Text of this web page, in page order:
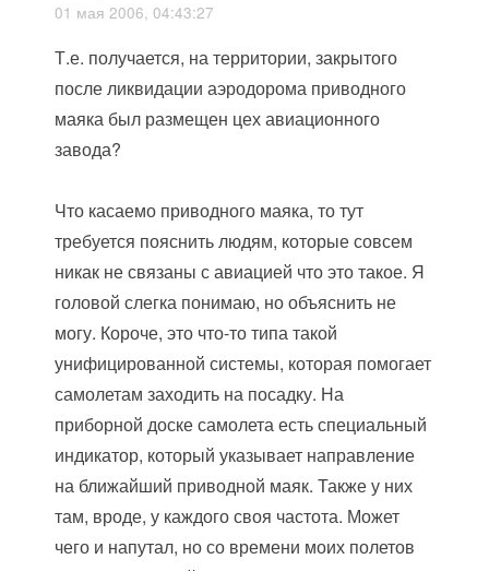
01 мая 2006, 04:43:27
Т.е. получается, на территории, закрытого
после ликвидации аэродорома приводного
маяка был размещен цех авиационного
завода?
Что касаемо приводного маяка, то тут
требуется пояснить людям, которые совсем
никак не связаны с авиацией что это такое. Я
головой слегка понимаю, но объяснить не
могу. Короче, это что-то типа такой
унифицированной системы, которая помогает
самолетам заходить на посадку. На
приборной доске самолета есть специальный
индикатор, который указывает направление
на ближайший приводной маяк. Также у них
там, вроде, у каждого своя частота. Может
чего и напутал, но со времени моих полетов